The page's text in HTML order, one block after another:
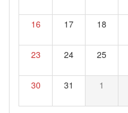
16 17 18
23 24 25
30 31 1